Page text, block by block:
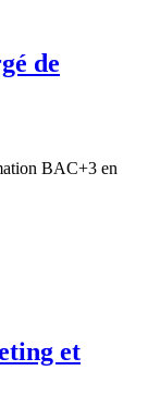
de
BAC+3 en
et